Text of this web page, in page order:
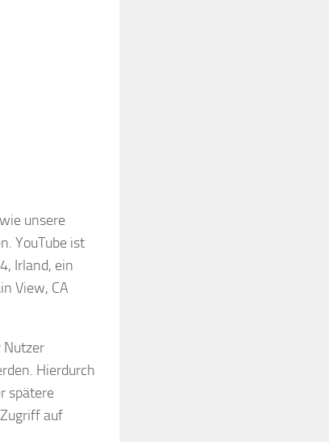
unsere
YouTube ist
Irland, ein
View, CA
Nutzer
Hierdurch
spätere
auf